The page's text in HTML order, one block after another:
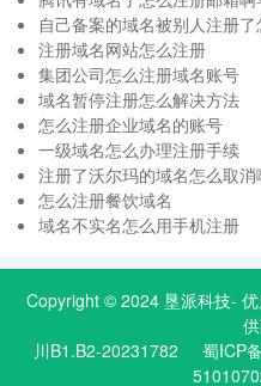
自己备案的域名被别人注册
注册域名网站怎么注册
集团公司怎么注册域名账号
域名暂停注册怎么解决方法
怎么注册企业域名的账号
一级域名怎么办理注册手续
注册了沃尔玛的域名怎么取消
怎么注册餐饮域名
域名不实名怎么用手机注册
Copyright © 2024 垦派科技-
供
川B1.B2-20231782
蜀ICP